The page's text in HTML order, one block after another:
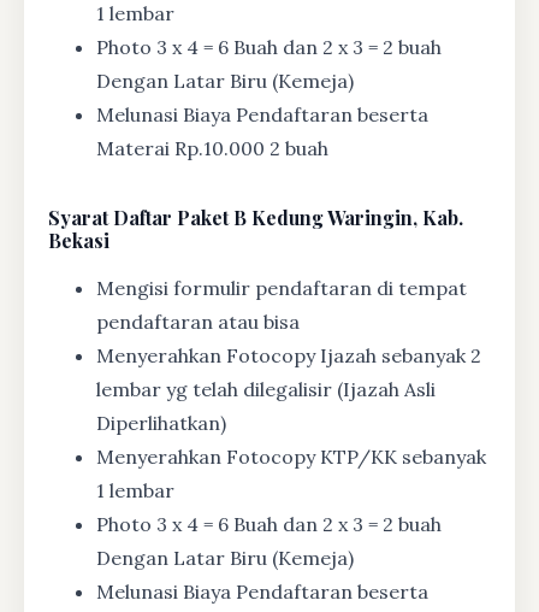
1 lembar
Photo 3 x 4 = 6 Buah dan 2 x 3 = 2 buah
Dengan Latar Biru (Kemeja)
Melunasi Biaya Pendaftaran beserta
Materai Rp.10.000 2 buah
SyaratDaftar Paket B Kedung Waringin, Kab.
Bekasi
Mengisi formulir pendaftaran di tempat
pendaftaran atau bisa
Menyerahkan Fotocopy Ijazah sebanyak 2
lembar yg telah dilegalisir (Ijazah Asli
Diperlihatkan)
Menyerahkan Fotocopy KTP/KK sebanyak
1 lembar
Photo 3 x 4 = 6 Buah dan 2 x 3 = 2 buah
Dengan Latar Biru (Kemeja)
Melunasi Biaya Pendaftaran beserta